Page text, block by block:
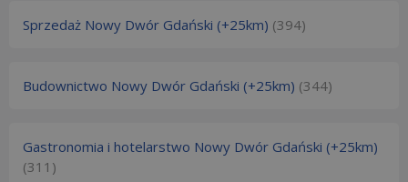
Sprzedaż Nowy Dwór Gdański (+25km) (394)
Budownictwo Nowy Dwór Gdański (+25km) (344)
Gastronomia i hotelarstwo Nowy Dwór Gdański (+25km)
(311)